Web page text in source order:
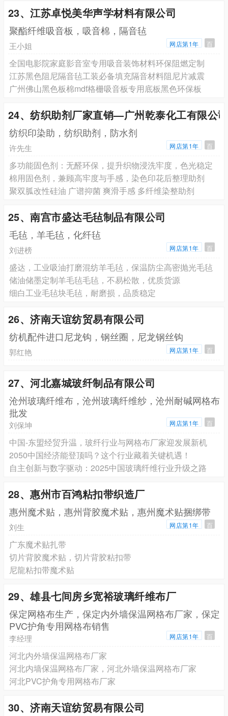
23、江苏卓悦美华声学材料有限公司
聚酯纤维吸音板，吸音棉，隔音毡
王小姐 网店第1年 百
全国电影院家庭影音室专用吸音装饰材料环保阻燃定制
江苏黑色阻尼隔音毡工装必备填充隔音材料阻尼片减震
广州佛山黑色板棉mdf格栅吸音板专用底板黑色环保板
24、纺织助剂厂家直销—广州乾泰化工有限公司
纺织印染助，纺织助剂，防水剂
许先生 网店第1年 百
多功能固色剂：无醛环保，提升织物浸洗牢度，色光稳定
棉用固色剂，兼顾高牢度与手感，染色印花后整理助剂
聚双胍改性硅油 广谱抑菌 爽滑手感 多纤维染整助剂
25、南宫市盛达毛毡制品有限公司
毛毡，羊毛毡，化纤毡
刘进榜 网店第1年 百
盛达，工业吸油打磨混纺羊毛毡，保温防尘高密抛光毛毡
储油储墨定制羊毛毡毛毡，不易松散，优质货源
细白工业毛毡块毛毡，耐磨损，品质稳定
26、济南天谊纺贸易有限公司
纺机配件进口尼龙钩，钢丝圈，尼龙钢丝钩
郭红艳 网店第1年 百
27、河北嘉城玻纤制品有限公司
沧州玻璃纤维布，沧州玻璃纤维纱，沧州耐碱网格布
批发
刘保坤 网店第1年 百
中国-东盟经贸升温，玻纤行业与网格布厂家迎发展新机
2050中国经济能登顶吗？这个行业藏着关键机遇！
自主创新与数字驱动：2025中国玻璃纤维行业升级之路
28、惠州市百鸿粘扣带织造厂
惠州魔术贴，惠州背胶魔术贴，惠州魔术贴捆绑带
刘生 网店第1年 百
广东魔术贴扎带
切片背胶魔术贴，切片背胶粘扣带
尼龍粘扣带魔术贴
29、雄县七间房乡宽裕玻璃纤维布厂
保定网格布生产，保定内外墙保温网格布厂家，保定
PVC护角专用网格布销售
李经理 网店第1年 百
河北内外墙保温网格布厂家
河北内墙保温网格布厂家，河北外墙保温网格布厂家
河北PVC护角专用网格布厂家
30、济南天谊纺贸易有限公司